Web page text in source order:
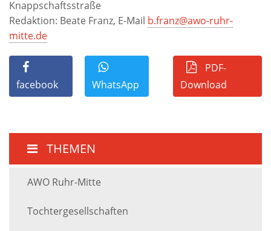
Knappschaftsstraße
Redaktion: Beate Franz, E-Mail b.franz@awo-ruhr-
mitte.de
facebook WhatsApp
PDF-
Download
THEMEN
AWO Ruhr-Mitte
Tochtergesellschaften